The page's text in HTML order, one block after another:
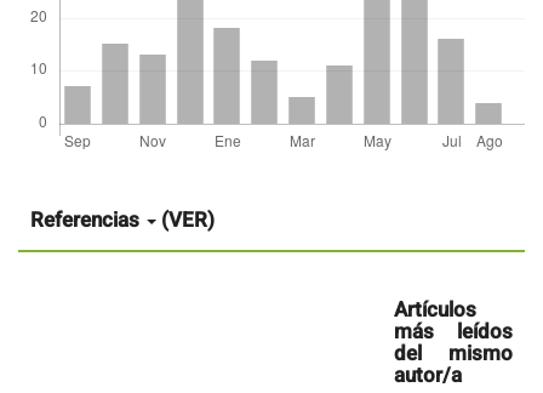
artículo
Referencias (VER)
Artículos
más leídos
del mismo
autor/a